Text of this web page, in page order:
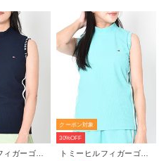
クーポン対象
30%OFF